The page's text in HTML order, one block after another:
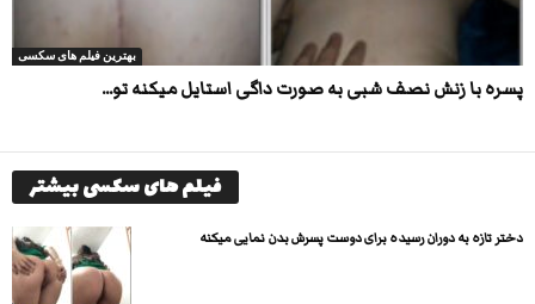
بهترین فیلم های سکسی
پسره با زنش نصف شبی به صورت داگی استایل میکنه تو...
فیلم های سکسی بیشتر
دختر تازه به دوران رسیده برای دوست پسرش بدن نمایی میکنه